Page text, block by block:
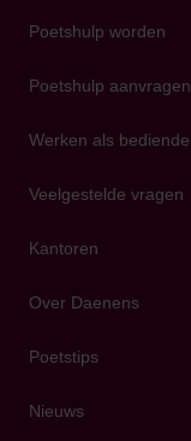
Poetshulp worden
Poetshulp aanvragen
Werken als bediende
Veelgestelde vragen
Kantoren
Over Daenens
Poetstips
Nieuws